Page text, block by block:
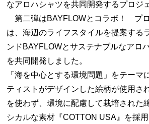
なアロハシャツを共同開発するプロジ
第二弾はBAYFLOWとコラボ！ プ
は、海辺のライフスタイルを提案する
ンドBAYFLOWとサステナブルなアロ
を共同開発しました。
「海を中心とする環境問題」をテーマ
ティストがデザインした絵柄が使用さ
を使わず、環境に配慮して栽培された
シカルな素材『COTTON USA』を採用